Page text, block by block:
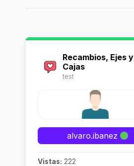
Recambios, Ejes y
Cajas
test
alvaro.ibanez
Vistas: 222